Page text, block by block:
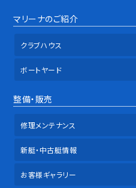
マリーナのご紹介
クラブハウス
ボートヤード
整備・販売
修理メンテナンス
新艇・中古艇情報
お客様ギャラリー